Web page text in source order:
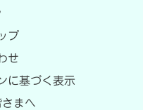
プ
せ
に基づく表示
まへ